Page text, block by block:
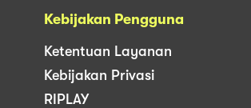
Kebijakan Pengguna
Ketentuan Layanan
Kebijakan Privasi
RIPLAY